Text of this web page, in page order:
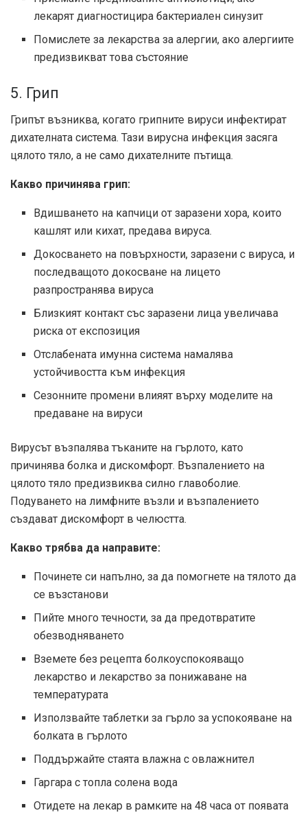
лекарят диагностицира бактериален синузит
Помислете за лекарства за алергии, ако алергиите
предизвикват това състояние
5. Грип
Грипът възниква, когато грипните вируси инфектират
дихателната система. Тази вирусна инфекция засяга
цялото тяло, а не само дихателните пътища.
Какво причинява грип:
Вдишването на капчици от заразени хора, които
кашлят или кихат, предава вируса.
Докосването на повърхности, заразени с вируса, и
последващото докосване на лицето
разпространява вируса
Близкият контакт със заразени лица увеличава
риска от експозиция
Отслабената имунна система намалява
устойчивостта към инфекция
Сезонните промени влияят върху моделите на
предаване на вируси
Вирусът възпалява тъканите на гърлото, като
причинява болка и дискомфорт. Възпалението на
цялото тяло предизвиква силно главоболие.
Подуването на лимфните възли и възпалението
създават дискомфорт в челюстта.
Какво трябва да направите:
Починете си напълно, за да помогнете на тялото да
се възстанови
Пийте много течности, за да предотвратите
обезводняването
Вземете без рецепта болкоуспокояващо
лекарство и лекарство за понижаване на
температурата
Използвайте таблетки за гърло за успокояване на
болката в гърлото
Поддържайте стаята влажна с овлажнител
Гаргара с топла солена вода
Отидете на лекар в рамките на 48 часа от появата